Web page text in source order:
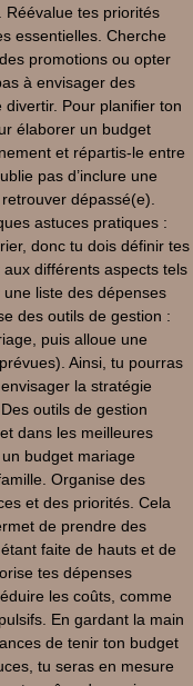
Réévalue tes priorités
essentielles. Cherche
promotions ou opter
à envisager des
Pour planifier ton
élaborer un budget
et répartis-le entre
pas d’inclure une
dépassé(e).
astuces pratiques :
donc tu dois définir tes
différents aspects tels
liste des dépenses
des outils de gestion :
puis alloue une
Ainsi, tu pourras
la stratégie
outils de gestion
dans les meilleures
budget mariage
Organise des
et des priorités. Cela
de prendre des
faite de hauts et de
tes dépenses
les coûts, comme
En gardant la main
de tenir ton budget
tu seras en mesure